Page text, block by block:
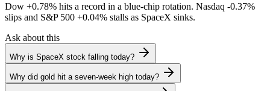
Dow +0.78% hits a record in a blue-chip rotation. Nasdaq -0.37%
slips and S&P 500 +0.04% stalls as SpaceX sinks.
Ask about this
Why is SpaceX stock falling today?
Why did gold hit a seven-week high today?